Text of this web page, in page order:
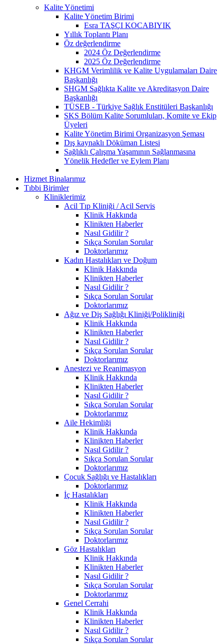
Kalite Yönetimi
Kalite Yönetim Birimi
Esra TAŞÇI KOCABIYIK
Yıllık Toplantı Planı
Öz değerlendirme
2024 Öz Değerlendirme
2025 Öz Değerlendirme
KHGM Verimlilik ve Kalite Uygulamaları Daire
Başkanlığı
SHGM Sağlıkta Kalite ve Akreditasyon Daire
Başkanlığı
TÜSEB - Türkiye Sağlık Enstitüleri Başkanlığı
SKS Bölüm Kalite Sorumluları, Komite ve Ekip
Üyeleri
Kalite Yönetim Birimi Organizasyon Şeması
Dış kaynaklı Döküman Listesi
Sağlıklı Çalışma Yaşamının Sağlanmasına
Yönelik Hedefler ve Eylem Planı
Hizmet Binalarımız
Tıbbi Birimler
Kliniklerimiz
Acil Tıp Kliniği / Acil Servis
Klinik Hakkında
Klinikten Haberler
Nasıl Gidilir ?
Sıkça Sorulan Sorular
Doktorlarımız
Kadın Hastalıkları ve Doğum
Klinik Hakkında
Klinikten Haberler
Nasıl Gidilir ?
Sıkça Sorulan Sorular
Doktorlarımız
Ağız ve Diş Sağlığı Kliniği/Polikliniği
Klinik Hakkında
Klinikten Haberler
Nasıl Gidilir ?
Sıkça Sorulan Sorular
Doktorlarımız
Anestezi ve Reanimasyon
Klinik Hakkında
Klinikten Haberler
Nasıl Gidilir ?
Sıkça Sorulan Sorular
Doktorlarımız
Aile Hekimliği
Klinik Hakkında
Klinikten Haberler
Nasıl Gidilir ?
Sıkça Sorulan Sorular
Doktorlarımız
Çocuk Sağlığı ve Hastalıkları
Doktorlarımız
İç Hastalıkları
Klinik Hakkında
Klinikten Haberler
Nasıl Gidilir ?
Sıkça Sorulan Sorular
Doktorlarımız
Göz Hastalıkları
Klinik Hakkında
Klinikten Haberler
Nasıl Gidilir ?
Sıkça Sorulan Sorular
Doktorlarımız
Genel Cerrahi
Klinik Hakkında
Klinikten Haberler
Nasıl Gidilir ?
Sıkça Sorulan Sorular